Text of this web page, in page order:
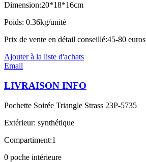
Dimension:20*18*16cm
Poids: 0.36kg/unité
Prix de vente en détail conseillé:45-80 euros
Ajouter à la liste d'achats
Email
LIVRAISON INFO
Pochette Soirée Triangle Strass 23P-5735
Extérieur: synthétique
Compartiment:1
0 poche intérieure